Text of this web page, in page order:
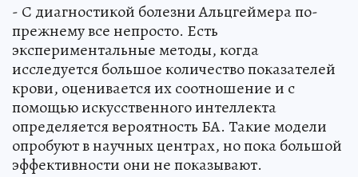
- С диагностикой болезни Альцгеймера по-
прежнему все непросто. Есть
экспериментальные методы, когда
исследуется большое количество показателей
крови, оценивается их соотношение и с
помощью искусственного интеллекта
определяется вероятность БА. Такие модели
опробуют в научных центрах, но пока большой
эффективности они не показывают.